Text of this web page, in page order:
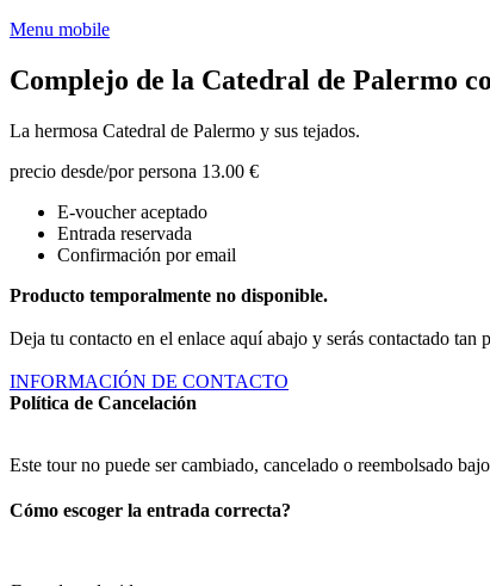
Menu mobile
Complejo de la Catedral de Palermo
La hermosa Catedral de Palermo y sus tejados.
precio desde/por persona 13.00 €
E-voucher aceptado
Entrada reservada
Confirmación por email
Producto temporalmente no disponible.
Deja tu contacto en el enlace aquí abajo y serás contactado
INFORMACIÓN DE CONTACTO
Política de Cancelación
Este tour no puede ser cambiado, cancelado o reembolsado
Cómo escoger la entrada correcta?